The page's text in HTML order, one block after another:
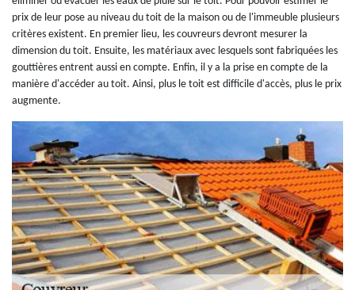
prix de leur pose au niveau du toit de la maison ou de l'immeuble plusieurs
critères existent. En premier lieu, les couvreurs devront mesurer la
dimension du toit. Ensuite, les matériaux avec lesquels sont fabriquées les
gouttières entrent aussi en compte. Enfin, il y a la prise en compte de la
manière d'accéder au toit. Ainsi, plus le toit est difficile d'accès, plus le prix
augmente.